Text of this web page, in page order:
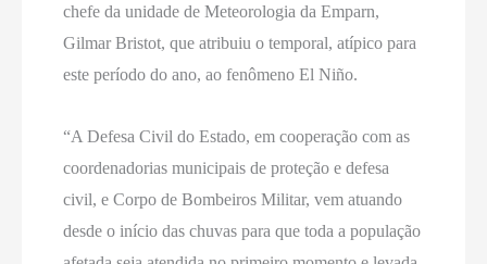
chefe da unidade de Meteorologia da Emparn,
Gilmar Bristot, que atribuiu o temporal, atípico para
este período do ano, ao fenômeno El Niño.
“A Defesa Civil do Estado, em cooperação com as
coordenadorias municipais de proteção e defesa
civil, e Corpo de Bombeiros Militar, vem atuando
desde o início das chuvas para que toda a população